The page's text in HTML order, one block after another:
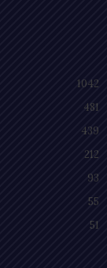
1042
481
439
212
93
55
51